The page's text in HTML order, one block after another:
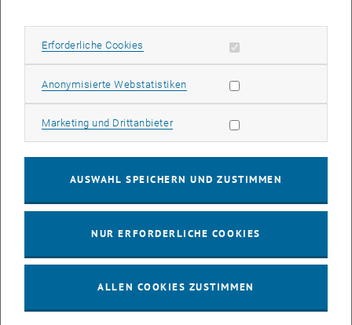
Unternehmensinformatik und Biotechnologie: lic.phil.I Thea Weiss
Sampietro, Zürcher Hochschule Winterthur
Organisationsstrukturen, Fachkultur
16.15 Diskussion
09.00 Registrierung der Teilnehmenden
Bildungsmedien: Prof.in Dr.in Heidi Schelhowe, Universität Bremen
10.30 Pause
Prof.in Dr.in Petra Jordanov, FH Stralsund
Erforderliche Cookies Erforderliche Cookies zulassen
Anonymisierte WebstatistikenStatistik Cookies zulassen
Marketing und DrittanbieterMarketing Cookies zulassen
AUSWAHL SPEICHERN UND ZUSTIMMEN
NUR ERFORDERLICHE COOKIES
ALLEN COOKIES ZUSTIMMEN